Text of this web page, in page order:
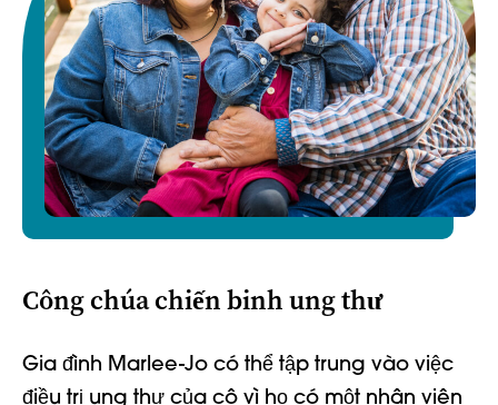
Công chúa chiến binh ung thư
Gia đình Marlee-Jo có thể tập trung vào việc
điều trị ung thư của cô vì họ có một nhân viên